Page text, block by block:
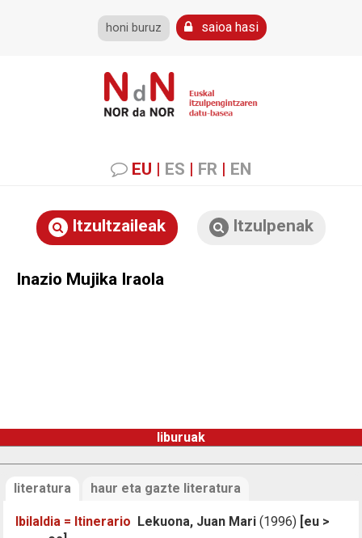
honi buruz saioa hasi
EU | ES | FR | EN
Itzultzaileak Itzulpenak
Inazio Mujika Iraola
liburuak
literatura haur eta gazte literatura
Ibilaldia = Itinerario Lekuona, Juan Mari (1996) [eu >